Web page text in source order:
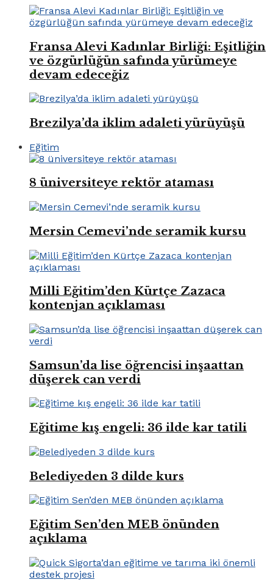
Fransa Alevi Kadınlar Birliği: Eşitliğin
ve özgürlüğün safında yürümeye
devam edeceğiz
Brezilya’da iklim adaleti yürüyüşü
Eğitim
8 üniversiteye rektör ataması
Mersin Cemevi’nde seramik kursu
Milli Eğitim’den Kürtçe Zazaca
kontenjan açıklaması
Samsun’da lise öğrencisi inşaattan
düşerek can verdi
Eğitime kış engeli: 36 ilde kar tatili
Belediyeden 3 dilde kurs
Eğitim Sen’den MEB önünden
açıklama